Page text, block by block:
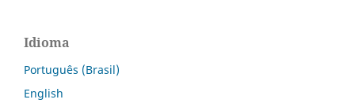
Idioma
Português (Brasil)
English